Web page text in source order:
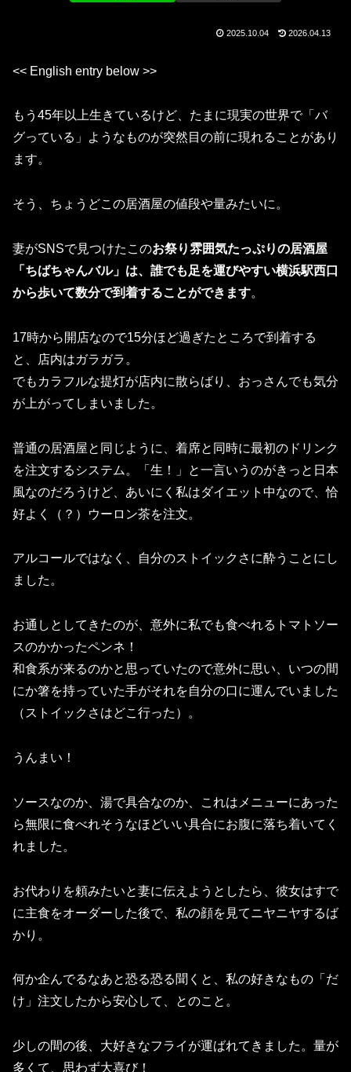
2025.10.04 2026.04.13
<< English entry below >>
もう45年以上生きているけど、たまに現実の世界で「バ
グっている」ようなものが突然目の前に現れることがあり
ます。
そう、ちょうどこの居酒屋の値段や量みたいに。
妻がSNSで見つけたこのお祭り雰囲気たっぷりの居酒屋
「ちばちゃんバル」は、誰でも足を運びやすい横浜駅西口
から歩いて数分で到着することができます。
17時から開店なので15分ほど過ぎたところで到着する
と、店内はガラガラ。
でもカラフルな提灯が店内に散らばり、おっさんでも気分
が上がってしまいました。
普通の居酒屋と同じように、着席と同時に最初のドリンク
を注文するシステム。「生！」と一言いうのがきっと日本
風なのだろうけど、あいにく私はダイエット中なので、恰
好よく（？）ウーロン茶を注文。
アルコールではなく、自分のストイックさに酔うことにし
ました。
お通しとしてきたのが、意外に私でも食べれるトマトソー
スのかかったペンネ！
和食系が来るのかと思っていたので意外に思い、いつの間
にか箸を持っていた手がそれを自分の口に運んでいました
（ストイックさはどこ行った）。
うんまい！
ソースなのか、湯で具合なのか、これはメニューにあった
ら無限に食べれそうなほどいい具合にお腹に落ち着いてく
れました。
お代わりを頼みたいと妻に伝えようとしたら、彼女はすで
に主食をオーダーした後で、私の顔を見てニヤニヤするば
かり。
何か企んでるなあと恐る恐る聞くと、私の好きなもの「だ
け」注文したから安心して、とのこと。
少しの間の後、大好きなフライが運ばれてきました。量が
多くて、思わず大喜び！